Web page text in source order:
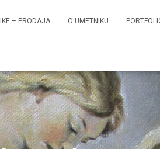
– PRODAJA O UMETNIKU